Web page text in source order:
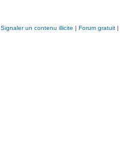
Signaler un contenu illicite | Forum gratuit|